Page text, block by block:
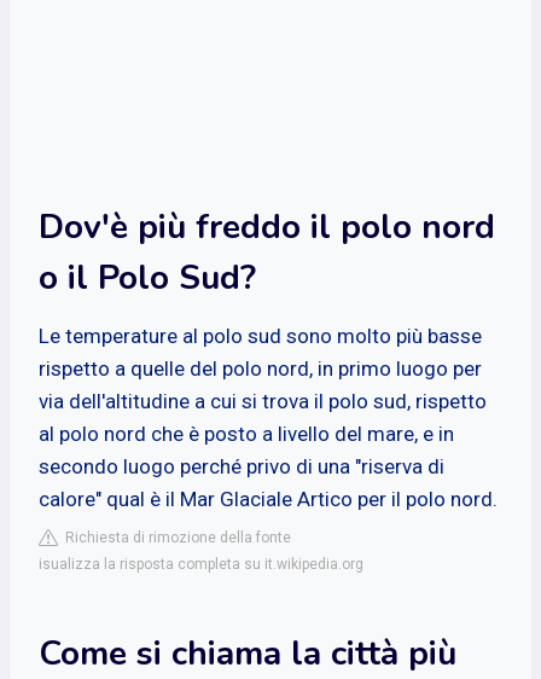
Dov'è più freddo il polo nord
o il Polo Sud?
Le temperature al polo sud sono molto più basse
rispetto a quelle del polo nord, in primo luogo per
via dell'altitudine a cui si trova il polo sud, rispetto
al polo nord che è posto a livello del mare, e in
secondo luogo perché privo di una "riserva di
calore" qual è il Mar Glaciale Artico per il polo nord.
Richiesta di rimozione della fonte
isualizza la risposta completa su it.wikipedia.org
Come si chiama la città più